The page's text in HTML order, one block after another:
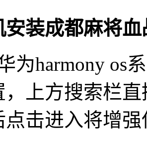
安装成都麻将
为harmony os
，上方搜索栏
点击进入将增